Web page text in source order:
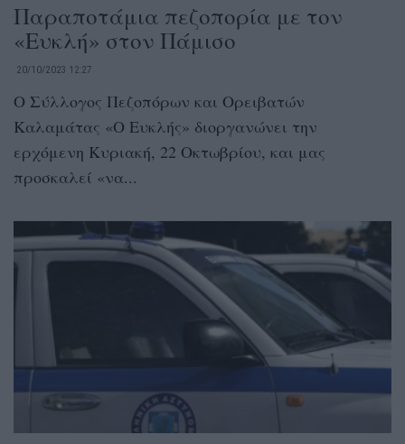
Παραποτάμια πεζοπορία με τον
«Ευκλή» στον Πάμισο
20/10/2023 12:27
Ο Σύλλογος Πεζοπόρων και Ορειβατών
Καλαμάτας «Ο Ευκλής» διοργανώνει την
ερχόμενη Κυριακή, 22 Οκτωβρίου, και μας
προσκαλεί «να...